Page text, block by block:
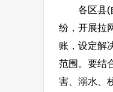
各区县(自
纷，开展拉
账，设定解
范围。要结
害、溺水、